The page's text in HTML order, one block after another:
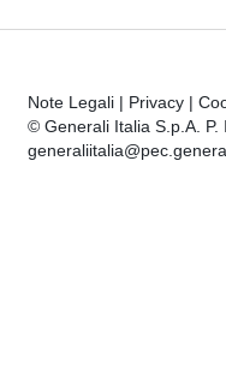
Note Legali | Privacy |
© Generali Italia S.p.A.